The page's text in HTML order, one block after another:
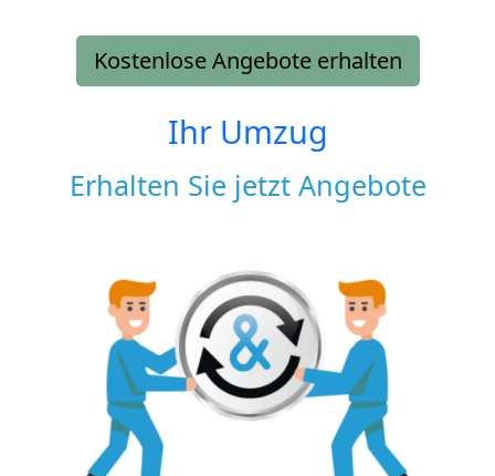
Kostenlose Angebote erhalten
Ihr Umzug
Erhalten Sie jetzt Angebote